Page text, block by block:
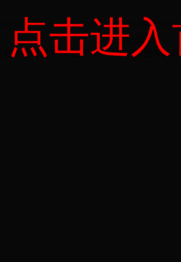
友情链接：
射手榜|世界杯 巴西|15537182780世界杯精
点击进